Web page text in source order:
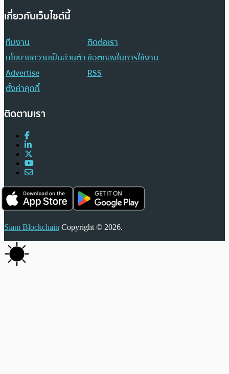
เกี่ยวกับเว็บไซต์นี้
ทีมงาน
ติดต่อเรา
นโยบายความเป็นส่วนตัวข้อตกลงในการใช้งาน
Advertise
RSS
ตั้งค่าคุกกี้
ติดตามเรา
Siam Blockchain Copyright © 2026.